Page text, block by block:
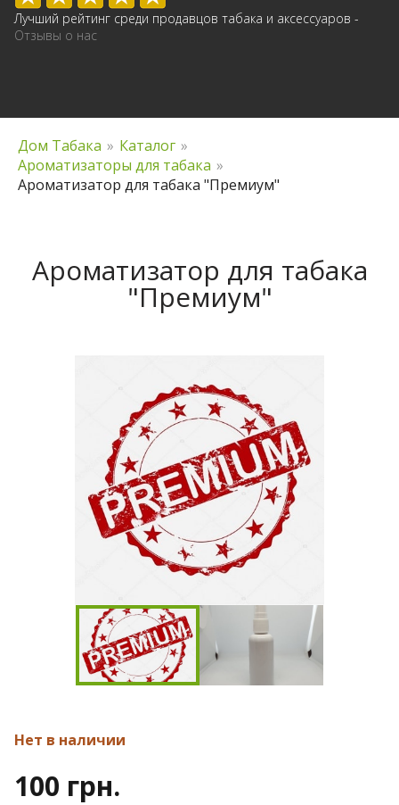
Лучший рейтинг среди продавцов табака и аксессуаров -
Отзывы о нас
Дом Табака » Каталог »
Ароматизаторы для табака »
Ароматизатор для табака "Премиум"
Ароматизатор для табака
"Премиум"
Нет в наличии
100 грн.